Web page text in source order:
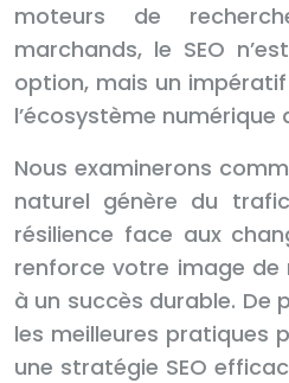
moteurs de
marchands, le SEO
option, mais un
l’écosystème numérique
Nous examinerons
naturel génère du
résilience face aux
renforce votre image
à un succès durable. De
les meilleures pratiques
une stratégie SEO